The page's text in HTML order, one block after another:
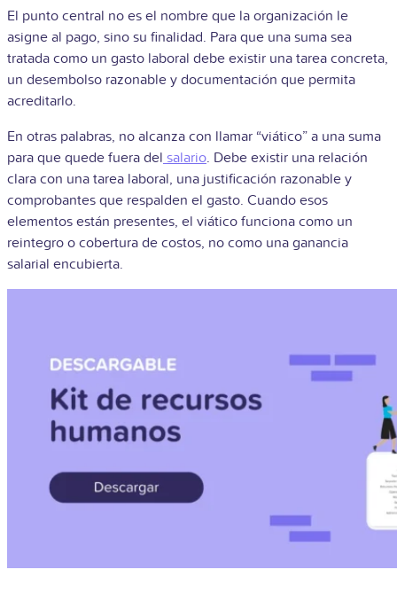
El punto central no es el nombre que la organización le
asigne al pago, sino su finalidad. Para que una suma sea
tratada como un gasto laboral debe existir una tarea concreta,
un desembolso razonable y documentación que permita
acreditarlo.
En otras palabras, no alcanza con llamar “viático” a una suma
para que quede fuera del salario. Debe existir una relación
clara con una tarea laboral, una justificación razonable y
comprobantes que respalden el gasto. Cuando esos
elementos están presentes, el viático funciona como un
reintegro o cobertura de costos, no como una ganancia
salarial encubierta.